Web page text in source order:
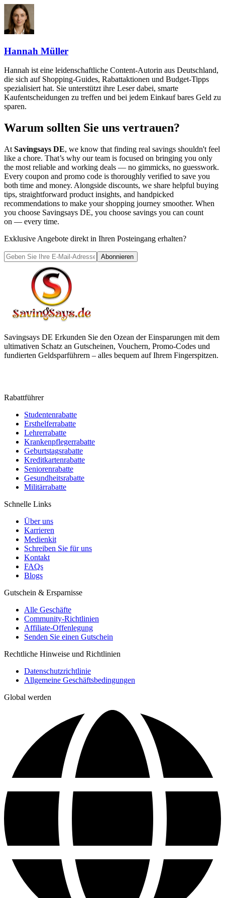
Hannah Müller
Hannah ist eine leidenschaftliche Content-Autorin aus Deutschland,
die sich auf Shopping-Guides, Rabattaktionen und Budget-Tipps
spezialisiert hat. Sie unterstützt ihre Leser dabei, smarte
Kaufentscheidungen zu treffen und bei jedem Einkauf bares Geld zu
sparen.
Warum sollten Sie uns vertrauen?
At Savingsays DE, we know that finding real savings shouldn't feel
like a chore. That’s why our team is focused on bringing you only
the most reliable and working deals — no gimmicks, no guesswork.
Every coupon and promo code is thoroughly verified to save you
both time and money. Alongside discounts, we share helpful buying
tips, straightforward product insights, and handpicked
recommendations to make your shopping journey smoother. When
you choose Savingsays DE, you choose savings you can count
on — every time.
Exklusive Angebote direkt in Ihren Posteingang erhalten?
Abonnieren
Savingsays DE Erkunden Sie den Ozean der Einsparungen mit dem
ultimativen Schatz an Gutscheinen, Vouchern, Promo-Codes und
fundierten Geldsparführern – alles bequem auf Ihrem Fingerspitzen.
Rabattführer
Studentenrabatte
Ersthelferrabatte
Lehrerrabatte
Krankenpflegerrabatte
Geburtstagsrabatte
Kreditkartenrabatte
Seniorenrabatte
Gesundheitsrabatte
Militärrabatte
Schnelle Links
Über uns
Karrieren
Medienkit
Schreiben Sie für uns
Kontakt
FAQs
Blogs
Gutschein & Ersparnisse
Alle Geschäfte
Community-Richtlinien
Affiliate-Offenlegung
Senden Sie einen Gutschein
Rechtliche Hinweise und Richtlinien
Datenschutzrichtlinie
Allgemeine Geschäftsbedingungen
Global werden